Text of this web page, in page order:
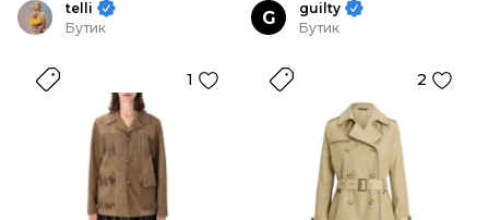
telli
Бутик
1
G
guilty
Бутик
2